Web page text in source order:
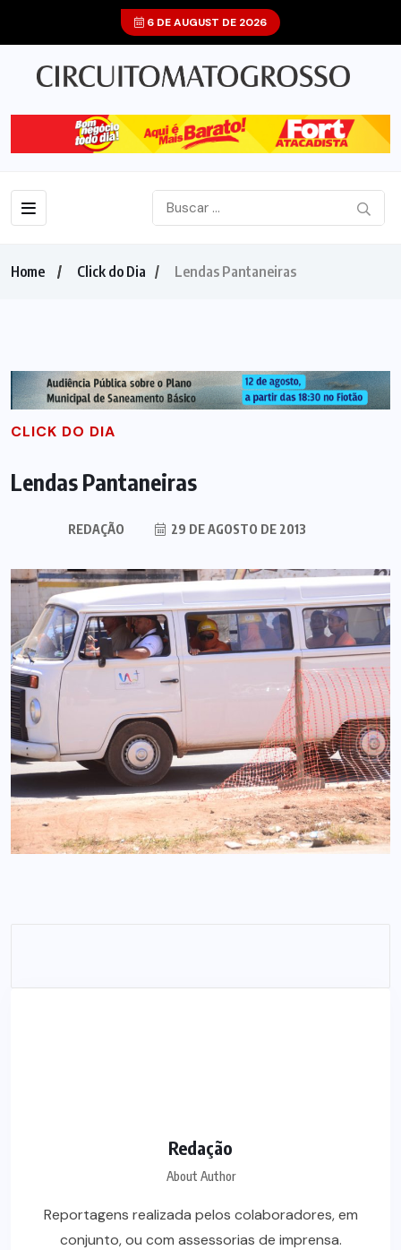
6 DE AUGUST DE 2026
Home Click do Dia Lendas Pantaneiras
CLICK DO DIA
Lendas Pantaneiras
REDAÇÃO 29 DE AGOSTO DE 2013
Redação
About Author
Reportagens realizada pelos colaboradores, em
conjunto, ou com assessorias de imprensa.